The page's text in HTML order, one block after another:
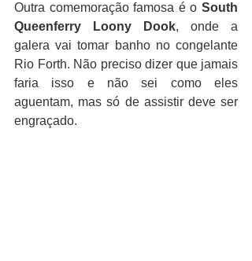
Outra comemoração famosa é o South
Queenferry Loony Dook, onde a
galera vai tomar banho no congelante
Rio Forth. Não preciso dizer que jamais
faria isso e não sei como eles
aguentam, mas só de assistir deve ser
engraçado.